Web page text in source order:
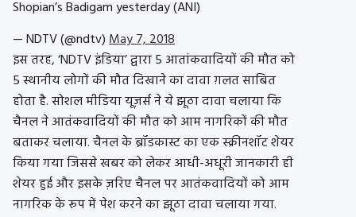
Shopian’s Badigam yesterday (ANI)
— NDTV (@ndtv)May 7, 2018
इस तरह, ‘NDTV इंडिया’ द्वारा 5 आतांकवादियों की मौत को
5 स्थानीय लोगों की मौत दिखाने का दावा ग़लत साबित
होता है. सोशल मीडिया यूज़र्स ने ये झूठा दावा चलाया कि
चैनल ने आतंकवादियों की मौत को आम नागरिकों की मौत
बताकर चलाया. चैनल के ब्रॉडकास्ट का एक स्क्रीनशॉट शेयर
किया गया जिससे खबर को लेकर आधी-अधूरी जानकारी ही
शेयर हुई और इसके ज़रिए चैनल पर आतंकवादियों को आम
नागरिक के रूप में पेश करने का झूठा दावा चलाया गया.